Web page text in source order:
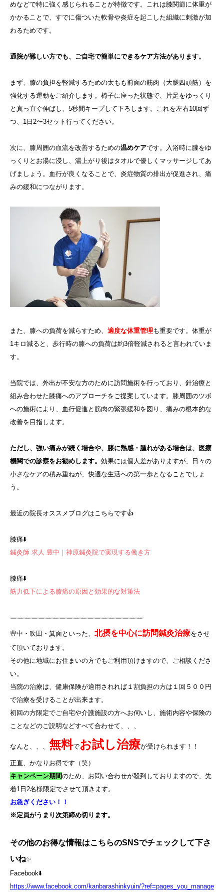
めなどで特に強く感じられることが特徴です。これは膝関節に体重が
かかることで、すでに傷ついた軟骨や炎症を起こした組織に刺激が加
わるためです。
通院が難しい方でも、ご自宅で簡単にできるケア方法があります。
まず、膝の負担を軽減するための太もも前面の筋肉（大腿四頭筋）を
強化する運動をご紹介します。椅子に座った状態で、片足をゆっくり
と真っ直ぐ伸ばし、5秒間キープして下ろします。これを左右10回ず
つ、1日2〜3セット行ってください。
次に、膝周囲の血流を改善するための温めケアです。入浴時に膝をゆ
っくりとお湯に浸し、湯上がり後はタオルで優しくマッサージしてあ
げましょう。血行が良くなることで、炎症物質の排出が促進され、痛
みの緩和につながります。
また、膝への負荷を減らすため、 適度な体重管理も重要です。体重が
1キロ減ると、歩行時の膝への負荷は約3倍軽減されると言われていま
す。
当院では、外出が不安な方のために訪問施術を行っており、針治療と
組み合わせた膝痛へのアプローチをご提案しています。膝周囲のツボ
への施術により、血行促進と筋肉の緊張緩和を図り、痛みの根本的な
改善を目指します。
ただし、強い痛みが続く場合や、膝に熱感・腫れがある場合は、医療
機関での診察をお勧めします。 効果には個人差がありますが、日々の
小さなケアの積み重ねが、快適な生活への第一歩となることでしょ
う。
最近の院長オススメブログはこちらです👍
膝痛⬇️
鍼灸師 求人 豊中｜神原鍼灸院で実現する働き方
膝痛⬇️
筋力低下による膝痛の原因と効果的な対策法
ーーーーーーーーーーーーーーーーーーー
豊中・吹田・箕面といった、 北摂を中心に訪問鍼灸治療をさせ
て頂いております。
その他に地域にお住まいの方でもご利用頂けますので、ご相談くださ
い。
当院の治療は、健康保険が適用されれば１割負担の方は１回５００円
で治療を受けることが出来ます。
初回の方限定でご自宅や介護施設の方へお伺いし、施術内容や保険の
ことなどのご説明などすべて合わせて、、、
なんと、、、 無料でお試し治療が受けられます！！
正直、かなりお得です（笑）
キャンペーン期間のため、お問い合わせが殺到しておりますので、先
着1 日 2名様限定でさせて頂きます。
お急ぎください！！
※定員がうまり次第締め切ります。
その他のお得な情報はこちらのSNSでチェックして下さ
いね✨
Facebook⬇️
https://www.facebook.com/kanbarashinkyuin/?ref=pages_you_manage